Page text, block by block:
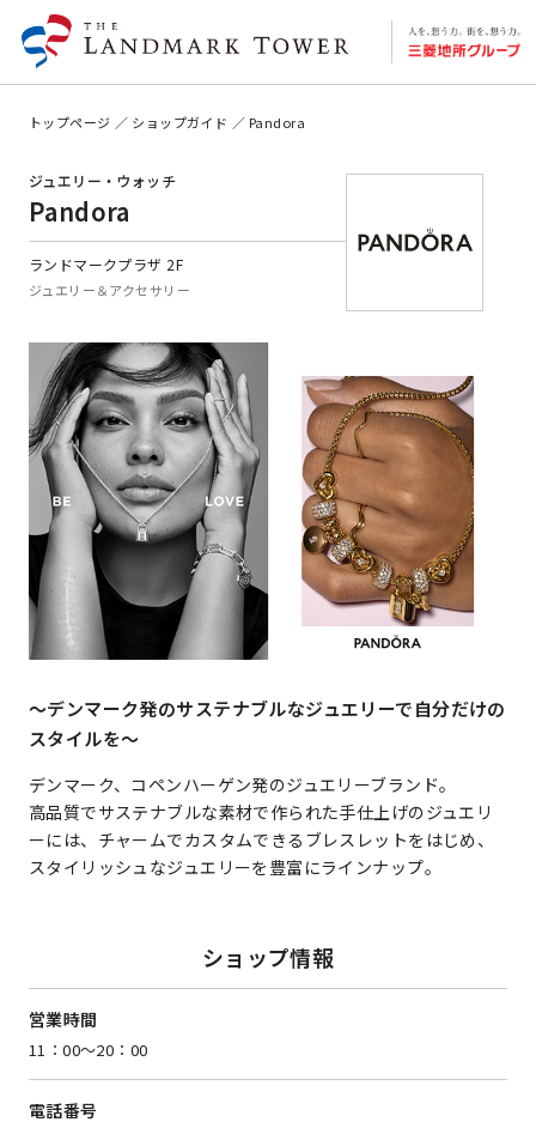
トップページ ショップガイド Pandora
ジュエリー・ウォッチ
Pandora
ランドマークプラザ 2F
ジュエリー＆アクセサリー
～デンマーク発のサステナブルなジュエリーで自分だけの
スタイルを～
デンマーク、コペンハーゲン発のジュエリーブランド。
高品質でサステナブルな素材で作られた手仕上げのジュエリ
ーには、チャームでカスタムできるブレスレットをはじめ、
スタイリッシュなジュエリーを豊富にラインナップ。
ショップ情報
営業時間
11：00～20：00
電話番号